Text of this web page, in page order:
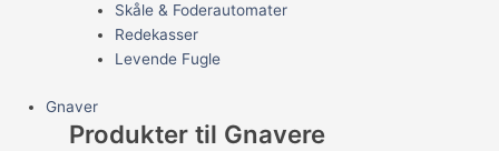
Skåle & Foderautomater
Redekasser
Levende Fugle
Gnaver
Produkter til Gnavere